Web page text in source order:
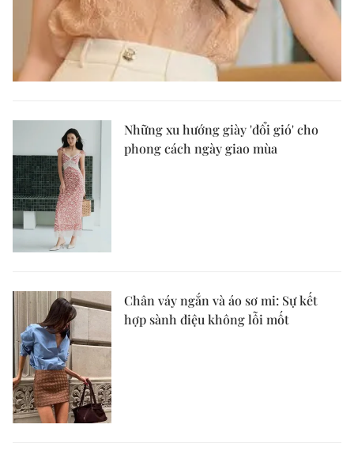
Những xu hướng giày 'đổi gió' cho
phong cách ngày giao mùa
Chân váy ngắn và áo sơ mi: Sự kết
hợp sành điệu không lỗi mốt